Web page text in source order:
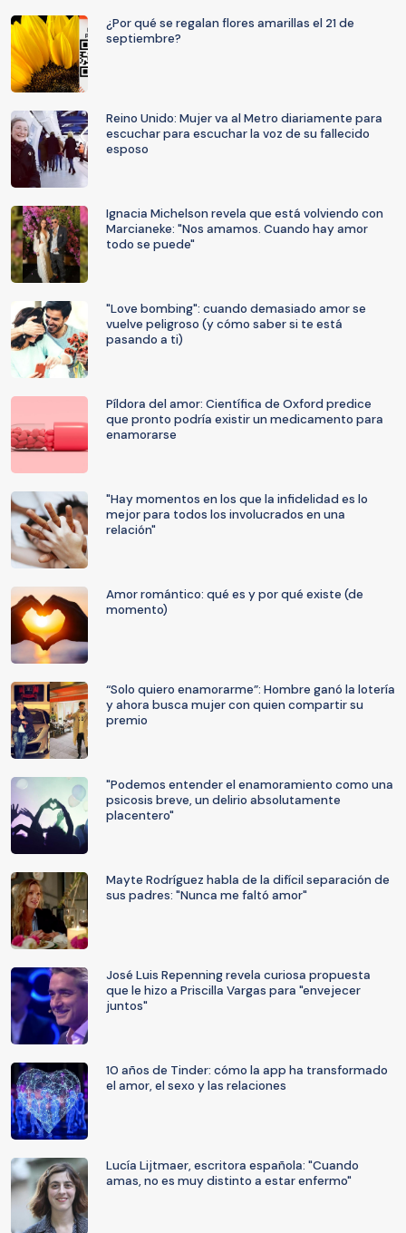
¿Por qué se regalan flores amarillas el 21 de
septiembre?
Reino Unido: Mujer va al Metro diariamente para
escuchar para escuchar la voz de su fallecido
esposo
Ignacia Michelson revela que está volviendo con
Marcianeke: "Nos amamos. Cuando hay amor
todo se puede"
"Love bombing": cuando demasiado amor se
vuelve peligroso (y cómo saber si te está
pasando a ti)
Píldora del amor: Científica de Oxford predice
que pronto podría existir un medicamento para
enamorarse
"Hay momentos en los que la infidelidad es lo
mejor para todos los involucrados en una
relación"
Amor romántico: qué es y por qué existe (de
momento)
“Solo quiero enamorarme”: Hombre ganó la lotería
y ahora busca mujer con quien compartir su
premio
"Podemos entender el enamoramiento como una
psicosis breve, un delirio absolutamente
placentero"
Mayte Rodríguez habla de la difícil separación de
sus padres: "Nunca me faltó amor"
José Luis Repenning revela curiosa propuesta
que le hizo a Priscilla Vargas para "envejecer
juntos"
10 años de Tinder: cómo la app ha transformado
el amor, el sexo y las relaciones
Lucía Lijtmaer, escritora española: "Cuando
amas, no es muy distinto a estar enfermo"